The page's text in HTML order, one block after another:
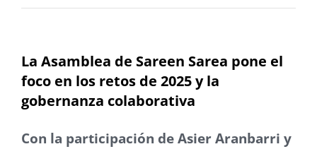
La Asamblea de Sareen Sarea pone el
foco en los retos de 2025 y la
gobernanza colaborativa
Con la participación de Asier Aranbarri y